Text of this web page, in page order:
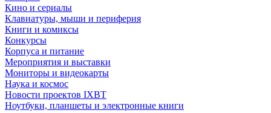
Кино и сериалы
Клавиатуры, мыши и периферия
Книги и комиксы
Конкурсы
Корпуса и питание
Мероприятия и выставки
Мониторы и видеокарты
Наука и космос
Новости проектов IXBT
Ноутбуки, планшеты и электронные книги